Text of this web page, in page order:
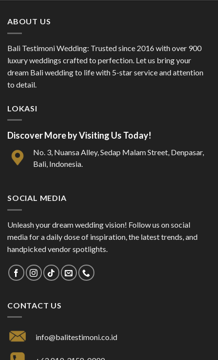
ABOUT US
Bali Testimoni Wedding: Trusted since 2016 with over 900
luxury weddings crafted to perfection. Let us bring your
dream Bali wedding to life with 5-star service and attention
to detail.
LOKASI
Discover More by Visiting Us Today!
No. 3, Nuansa Alley, Sedap Malam Street, Denpasar,
Bali, Indonesia.
SOCIAL MEDIA
Unleash your dream wedding vision! Follow us on social
media for a daily dose of inspiration, the latest trends, and
handpicked vendor spotlights.
CONTACT US
info@balitestimoni.co.id